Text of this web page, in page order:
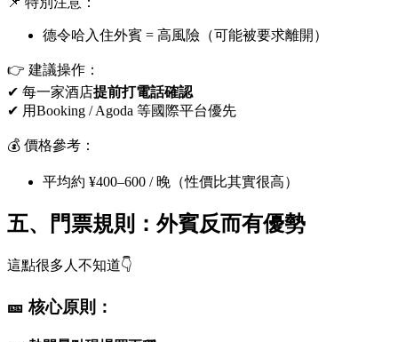
德令哈入住外賓 = 高風險（可能被要求離開）
👉 建議操作：
✔ 每一家酒店提前打電話確認
✔ 用Booking / Agoda 等國際平台優先
💰 價格參考：
平均約 ¥400–600 / 晚（性價比其實很高）
五、門票規則：外賓反而有優勢
這點很多人不知道👇
🎫 核心原則：